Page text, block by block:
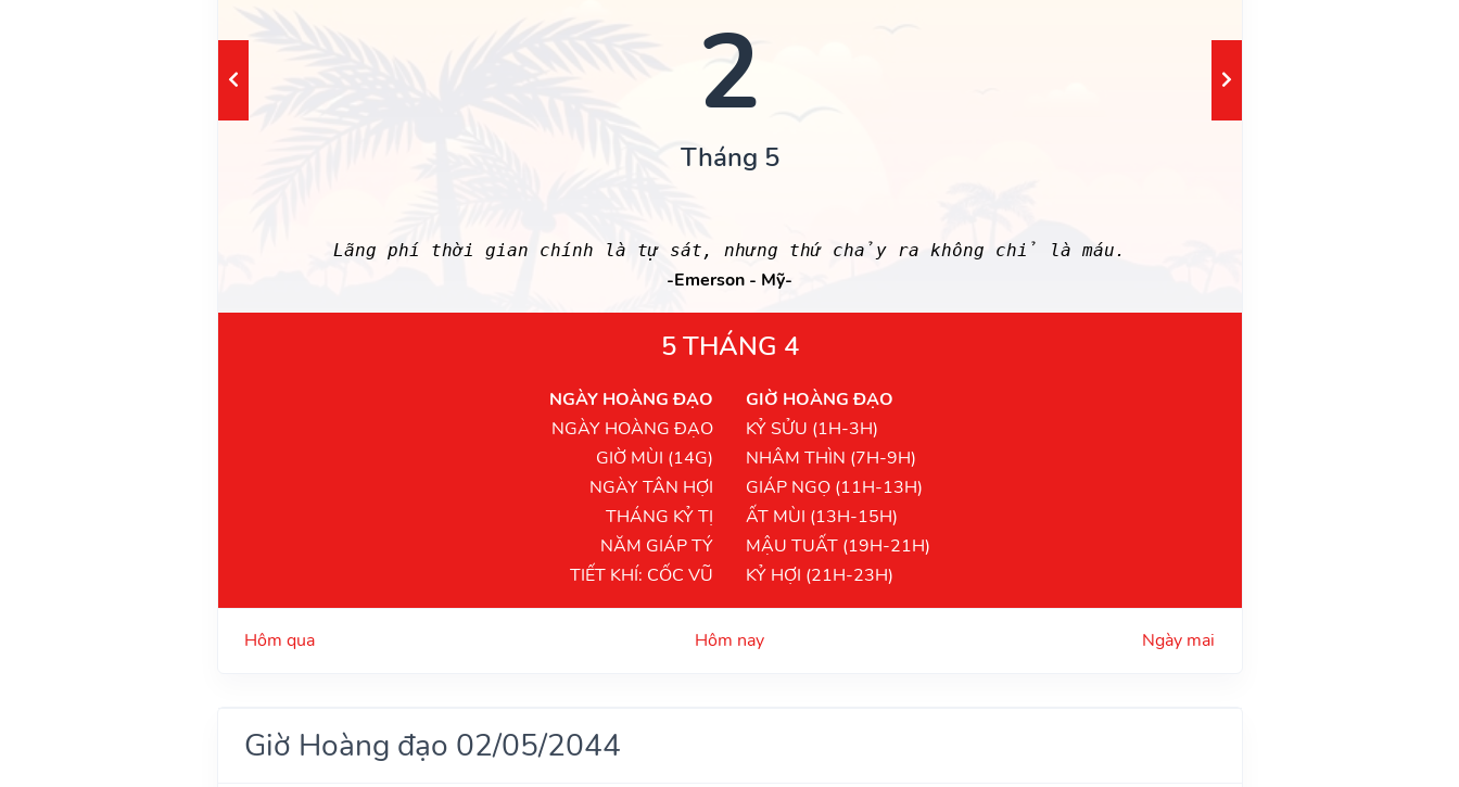
2
Tháng 5
Lãng phí thời gian chính là tự sát, nhưng thứ chảy ra không chỉ là máu.
-Emerson - Mỹ-
5 THÁNG 4
NGÀY HOÀNG ĐẠO
NGÀY HOÀNG ĐẠO
GIỜ MÙI (14G)
NGÀY TÂN HỢI
THÁNG KỶ TỊ
NĂM GIÁP TÝ
TIẾT KHÍ: CỐC VŨ
GIỜ HOÀNG ĐẠO
KỶ SỬU (1H-3H)
NHÂM THÌN (7H-9H)
GIÁP NGỌ (11H-13H)
ẤT MÙI (13H-15H)
MẬU TUẤT (19H-21H)
KỶ HỢI (21H-23H)
Hôm qua Hôm nay Ngày mai
Giờ Hoàng đạo 02/05/2044